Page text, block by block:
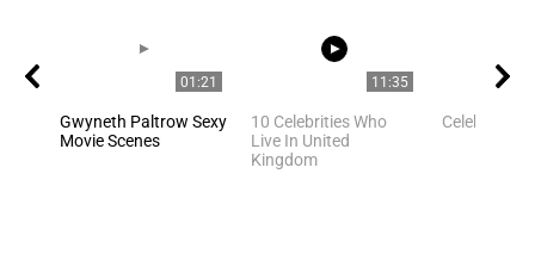
01:21
Gwyneth Paltrow Sexy
Movie Scenes
11:35
10 Celebrities Who
Live In United
Kingdom
Celebrities